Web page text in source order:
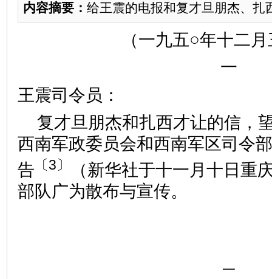
内容摘要： 给王震的电报和复才旦朋杰、扎
（一九五○年十二
一
王震司令员：
复才旦朋杰和扎西才让的信，
西南军政委员会和西南军区司令
告 〔3〕
（新华社于十一月十日重
部队广为散布与宣传。
二